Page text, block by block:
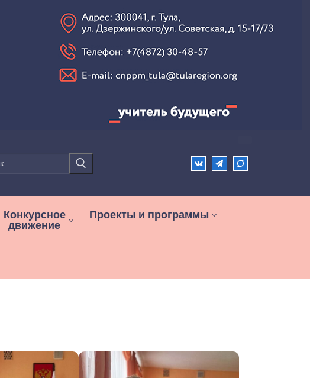
Конкурсное
движение
Проекты и программы